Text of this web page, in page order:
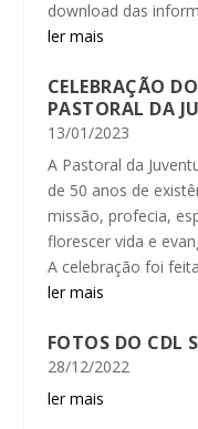
download das
ler mais
CELEBRAÇÃO
PASTORAL DA
13/01/2023
A Pastoral da
de 50 anos de
missão, profecia,
florescer vida e
A celebração foi
ler mais
FOTOS DO CDL
28/12/2022
ler mais